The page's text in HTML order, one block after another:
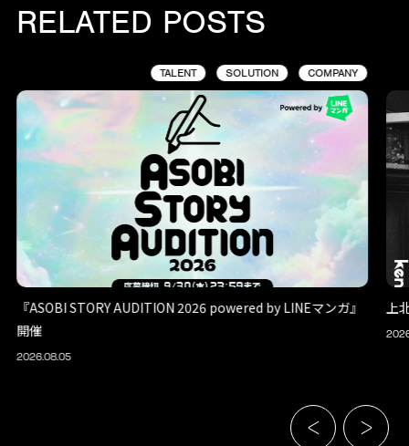
RELATED POSTS
TALENT SOLUTION COMPANY
『ASOBI STORY AUDITION 2026 powered by LINEマンガ』
開催
2026.08.05
上